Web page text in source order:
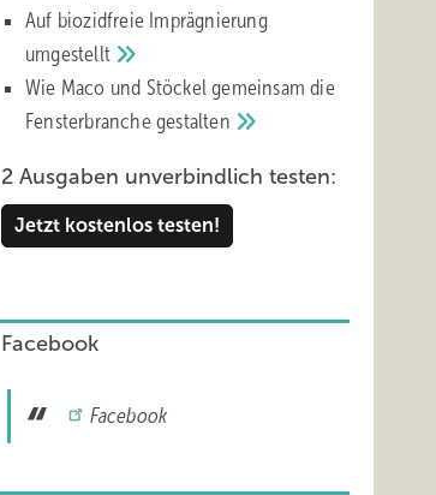
Auf biozidfreie Imprägnierung
umgestellt
Wie Maco und Stöckel gemeinsam die
Fensterbranche gestalten
2 Ausgaben unverbindlich testen:
Jetzt kostenlos testen!
Facebook
Facebook